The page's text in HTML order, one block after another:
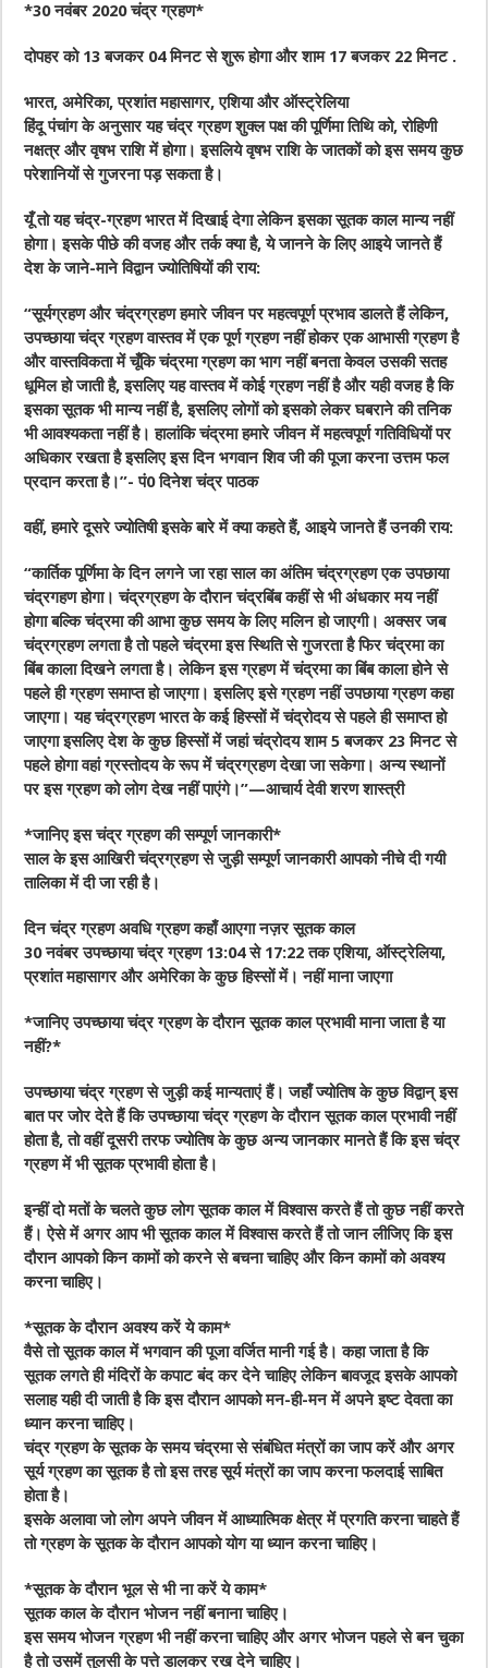
*30 नवंबर 2020 चंद्र ग्रहण*
दोपहर को 13 बजकर 04 मिनट से शुरू होगा और शाम 17 बजकर 22 मिनट .
भारत, अमेरिका, प्रशांत महासागर, एशिया और ऑस्ट्रेलिया
हिंदू पंचांग के अनुसार यह चंद्र ग्रहण शुक्ल पक्ष की पूर्णिमा तिथि को, रोहिणी
नक्षत्र और वृषभ राशि में होगा। इसलिये वृषभ राशि के जातकों को इस समय कुछ
परेशानियों से गुजरना पड़ सकता है।
यूँ तो यह चंद्र-ग्रहण भारत में दिखाई देगा लेकिन इसका सूतक काल मान्य नहीं
होगा। इसके पीछे की वजह और तर्क क्या है, ये जानने के लिए आइये जानते हैं
देश के जाने-माने विद्वान ज्योतिषियों की राय:
“सूर्यग्रहण और चंद्रग्रहण हमारे जीवन पर महत्वपूर्ण प्रभाव डालते हैं लेकिन,
उपच्छाया चंद्र ग्रहण वास्तव में एक पूर्ण ग्रहण नहीं होकर एक आभासी ग्रहण है
और वास्तविकता में चूँकि चंद्रमा ग्रहण का भाग नहीं बनता केवल उसकी सतह
धूमिल हो जाती है, इसलिए यह वास्तव में कोई ग्रहण नहीं है और यही वजह है कि
इसका सूतक भी मान्य नहीं है, इसलिए लोगों को इसको लेकर घबराने की तनिक
भी आवश्यकता नहीं है। हालांकि चंद्रमा हमारे जीवन में महत्वपूर्ण गतिविधियों पर
अधिकार रखता है इसलिए इस दिन भगवान शिव जी की पूजा करना उत्तम फल
प्रदान करता है।”- पं0 दिनेश चंद्र पाठक
वहीं, हमारे दूसरे ज्योतिषी इसके बारे में क्या कहते हैं, आइये जानते हैं उनकी राय:
“कार्तिक पूर्णिमा के दिन लगने जा रहा साल का अंतिम चंद्रग्रहण एक उपछाया
चंद्रगहण होगा। चंद्रग्रहण के दौरान चंद्रबिंब कहीं से भी अंधकार मय नहीं
होगा बल्कि चंद्रमा की आभा कुछ समय के लिए मलिन हो जाएगी। अक्सर जब
चंद्रग्रहण लगता है तो पहले चंद्रमा इस स्थिति से गुजरता है फिर चंद्रमा का
बिंब काला दिखने लगता है। लेकिन इस ग्रहण में चंद्रमा का बिंब काला होने से
पहले ही ग्रहण समाप्त हो जाएगा। इसलिए इसे ग्रहण नहीं उपछाया ग्रहण कहा
जाएगा। यह चंद्रग्रहण भारत के कई हिस्सों में चंद्रोदय से पहले ही समाप्त हो
जाएगा इसलिए देश के कुछ हिस्सों में जहां चंद्रोदय शाम 5 बजकर 23 मिनट से
पहले होगा वहां ग्रस्तोदय के रूप में चंद्रग्रहण देखा जा सकेगा। अन्य स्थानों
पर इस ग्रहण को लोग देख नहीं पाएंगे।”—आचार्य देवी शरण शास्त्री
*जानिए इस चंद्र ग्रहण की सम्पूर्ण जानकारी*
साल के इस आखिरी चंद्रग्रहण से जुड़ी सम्पूर्ण जानकारी आपको नीचे दी गयी
तालिका में दी जा रही है।
दिन चंद्र ग्रहण अवधि ग्रहण कहाँ आएगा नज़र सूतक काल
30 नवंबर उपच्छाया चंद्र ग्रहण 13:04 से 17:22 तक एशिया, ऑस्ट्रेलिया,
प्रशांत महासागर और अमेरिका के कुछ हिस्सों में। नहीं माना जाएगा
*जानिए उपच्छाया चंद्र ग्रहण के दौरान सूतक काल प्रभावी माना जाता है या
नहीं?*
उपच्छाया चंद्र ग्रहण से जुड़ी कई मान्यताएं हैं। जहाँ ज्योतिष के कुछ विद्वान् इस
बात पर जोर देते हैं कि उपच्छाया चंद्र ग्रहण के दौरान सूतक काल प्रभावी नहीं
होता है, तो वहीं दूसरी तरफ ज्योतिष के कुछ अन्य जानकार मानते हैं कि इस चंद्र
ग्रहण में भी सूतक प्रभावी होता है।
इन्हीं दो मतों के चलते कुछ लोग सूतक काल में विश्वास करते हैं तो कुछ नहीं करते
हैं। ऐसे में अगर आप भी सूतक काल में विश्वास करते हैं तो जान लीजिए कि इस
दौरान आपको किन कामों को करने से बचना चाहिए और किन कामों को अवश्य
करना चाहिए।
*सूतक के दौरान अवश्य करें ये काम*
वैसे तो सूतक काल में भगवान की पूजा वर्जित मानी गई है। कहा जाता है कि
सूतक लगते ही मंदिरों के कपाट बंद कर देने चाहिए लेकिन बावजूद इसके आपको
सलाह यही दी जाती है कि इस दौरान आपको मन-ही-मन में अपने इष्ट देवता का
ध्यान करना चाहिए।
चंद्र ग्रहण के सूतक के समय चंद्रमा से संबंधित मंत्रों का जाप करें और अगर
सूर्य ग्रहण का सूतक है तो इस तरह सूर्य मंत्रों का जाप करना फलदाई साबित
होता है।
इसके अलावा जो लोग अपने जीवन में आध्यात्मिक क्षेत्र में प्रगति करना चाहते हैं
तो ग्रहण के सूतक के दौरान आपको योग या ध्यान करना चाहिए।
*सूतक के दौरान भूल से भी ना करें ये काम*
सूतक काल के दौरान भोजन नहीं बनाना चाहिए।
इस समय भोजन ग्रहण भी नहीं करना चाहिए और अगर भोजन पहले से बन चुका
है तो उसमें तुलसी के पत्ते डालकर रख देने चाहिए।